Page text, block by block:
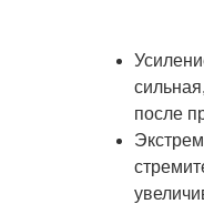
после